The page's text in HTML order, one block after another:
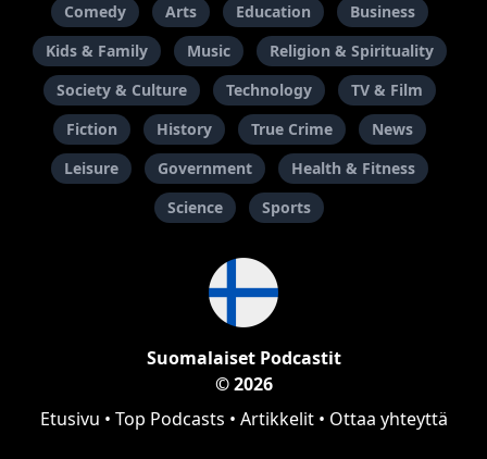
Comedy Arts Education
Business
Kids & Family
Music
Religion & Spirituality
Society & Culture
Technology
TV & Film
Fiction
History True Crime
News
Leisure
Government
Health & Fitness
Science
Sports
Suomalaiset Podcastit
© 2026
Etusivu • Top Podcasts • Artikkelit• Ottaa yhteyttä